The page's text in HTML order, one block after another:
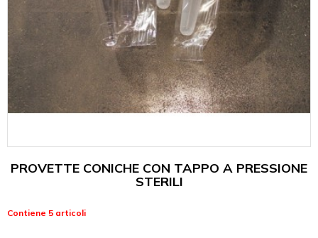
PROVETTE CONICHE CON TAPPO A PRESSIONE
STERILI
Contiene 5 articoli